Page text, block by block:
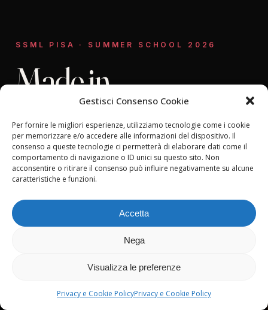
Gestisci Consenso Cookie
Per fornire le migliori esperienze, utilizziamo tecnologie come i cookie
per memorizzare e/o accedere alle informazioni del dispositivo. Il
consenso a queste tecnologie ci permetterà di elaborare dati come il
comportamento di navigazione o ID unici su questo sito. Non
acconsentire o ritirare il consenso può influire negativamente su alcune
caratteristiche e funzioni.
Accetta
Nega
Visualizza le preferenze
Privacy e Cookie PolicyPrivacy e Cookie Policy
SSML PISA · SUMMER SCHOOL 2026
Made in
Tuscany.
14 — 26 September 2026 · Pisa & surrounds
Inside Italian Fashion — craft and communication. A
how Italian luxury products are manufactured and
how their value is communicated to the world.
3